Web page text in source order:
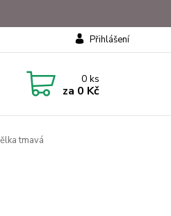
Přihlášení
0ks
za 0 Kč
tmavá